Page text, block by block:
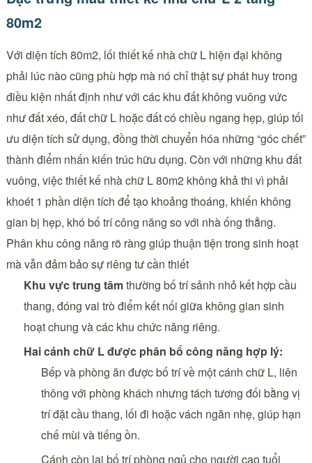
80m2
Với diện tích 80m2, lối thiết kế nhà chữ L hiện đại không
phải lúc nào cũng phù hợp mà nó chỉ thật sự phát huy trong
điều kiện nhất định như với các khu đất không vuông vức
như đất xéo, đất chữ L hoặc đất có chiều ngang hẹp, giúp tối
ưu diện tích sử dụng, đồng thời chuyển hóa những “góc chết”
thành điểm nhấn kiến trúc hữu dụng. Còn với những khu đất
vuông, việc thiết kế nhà chữ L 80m2 không khả thi vì phải
khoét 1 phần diện tích để tạo khoảng thoáng, khiến không
gian bị hẹp, khó bố trí công năng so với nhà ống thẳng.
Phân khu công năng rõ ràng giúp thuận tiện trong sinh hoạt
mà vẫn đảm bảo sự riêng tư cần thiết
Khu vực trung tâmthường bố trí sảnh nhỏ kết hợp cầu
thang, đóng vai trò điểm kết nối giữa không gian sinh
hoạt chung và các khu chức năng riêng.
Hai cánh chữ L được phân bổ công năng hợp lý:
Bếp và phòng ăn được bố trí về một cánh chữ L, liên
thông với phòng khách nhưng tách tương đối bằng vị
trí đặt cầu thang, lối đi hoặc vách ngăn nhẹ, giúp hạn
chế mùi và tiếng ồn.
Cánh còn lại bố trí phòng ngủ cho người cao tuổi